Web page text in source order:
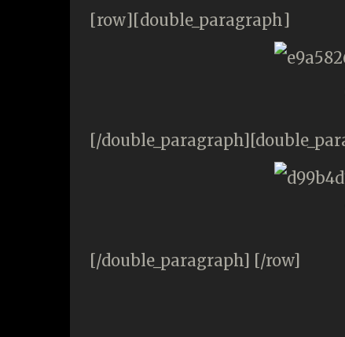
[row][double_paragraph]
[/
[/double_paragraph] [/row]